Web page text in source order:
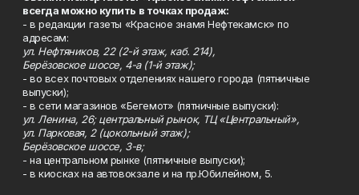
всегда можно купить в точках продаж:
- в редакции газеты «Красное знамя Нефтекамск» по
адресам:
ул. Нефтяников, 22 (2-й этаж, каб. 214),
Берёзовское шоссе, 4-а (1-й этаж);
- во всех почтовых отделениях нашего города (пятничные
выпуски);
- в сети магазинов «Бегемот» (пятничные выпуски):
ул. Ленина, 26; центральный рынок, ТЦ «Центральный»,
ул. Парковая, 2 (цокольный этаж);
Берёзовское шоссе, 3-в;
- на центральном рынке (пятничные выпуски);
- в киосках на автовокзале и на пр.Юбилейном, 5.